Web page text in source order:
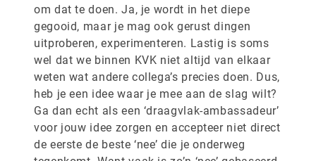
om dat te doen. Ja, je wordt in het diepe
gegooid, maar je mag ook gerust dingen
uitproberen, experimenteren. Lastig is soms
wel dat we binnen KVK niet altijd van elkaar
weten wat andere collega’s precies doen. Dus,
heb je een idee waar je mee aan de slag wilt?
Ga dan echt als een ‘draagvlak-ambassadeur’
voor jouw idee zorgen en accepteer niet direct
de eerste de beste ‘nee’ die je onderweg